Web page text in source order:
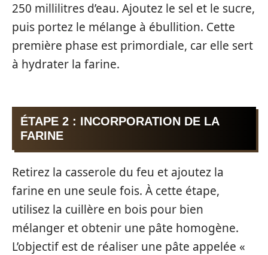
250 millilitres d’eau. Ajoutez le sel et le sucre,
puis portez le mélange à ébullition. Cette
première phase est primordiale, car elle sert
à hydrater la farine.
ÉTAPE 2 : INCORPORATION DE LA
FARINE
Retirez la casserole du feu et ajoutez la
farine en une seule fois. À cette étape,
utilisez la cuillère en bois pour bien
mélanger et obtenir une pâte homogène.
L’objectif est de réaliser une pâte appelée «